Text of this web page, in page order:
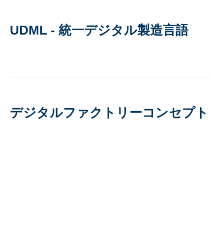
UDML - 統一デジタル製造言語
デジタルファクトリーコンセプト